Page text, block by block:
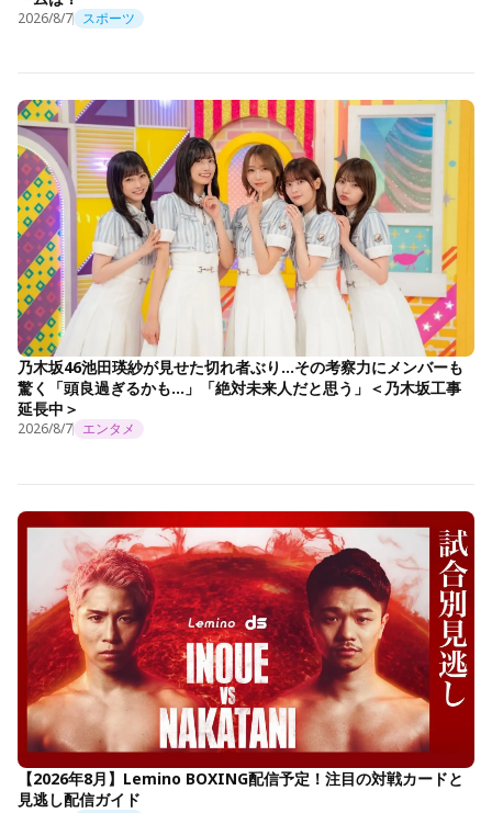
2026/8/7 スポーツ
乃木坂46池田瑛紗が見せた切れ者ぶり…その考察力にメンバーも
驚く「頭良過ぎるかも…」「絶対未来人だと思う」＜乃木坂工事
延長中＞
2026/8/7 エンタメ
【2026年8月】Lemino BOXING配信予定！注目の対戦カードと
見逃し配信ガイド